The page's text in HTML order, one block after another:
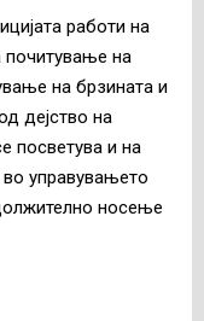
работи на
почитување на
на брзината и
дејство на
посветува и на
во управувањето
носење